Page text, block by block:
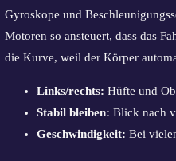
Gyroskope und
Motoren so ansteuert, dass das
die Kurve, weil der Körper
Links/rechts: Hüfte und
Stabil bleiben: Blick nach
Geschwindigkeit: Bei